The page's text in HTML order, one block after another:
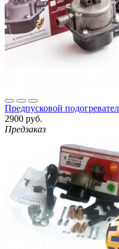
Предпусковой
2900 руб.
Предзаказ